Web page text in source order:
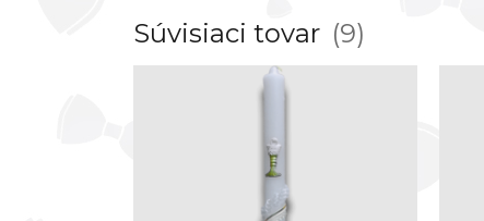
Súvisiaci tovar 9